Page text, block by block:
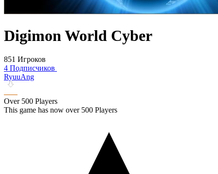
Digimon World Cyber
851 Игроков
4 Подписчиков
RyuuAng
Over 500 Players
This game has now over 500 Players